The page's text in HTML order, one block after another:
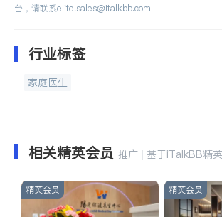
台，请联系elite.sales@italkbb.com
行业标签
家庭医生
相关精英会员 推广 | 基于iTalkBB精
精英会员 精英会员